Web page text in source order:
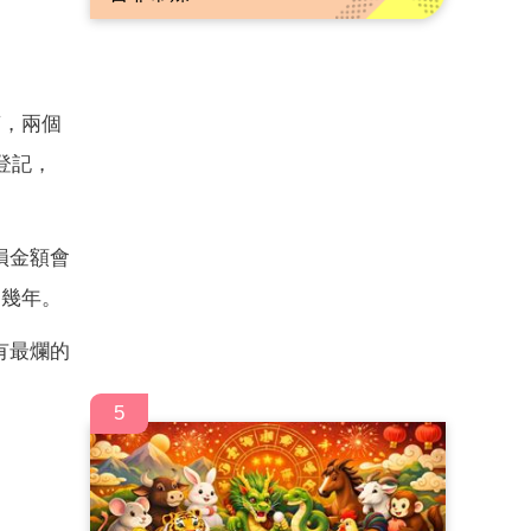
兩個
，
金額會
年。
最爛的
5